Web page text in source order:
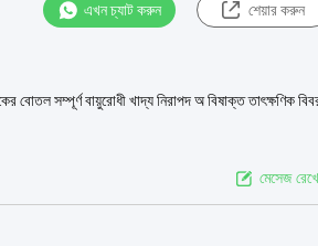
এখন চ্যাট করুন শেয়ার করুন
সম্পূর্ণ বায়ুরোধী খাদ্য নিরাপদ অ বিষাক্ত তাৎক্ষণিক
মেসেজ